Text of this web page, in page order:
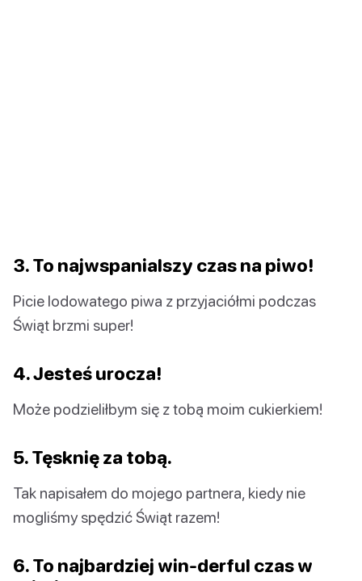
3. To najwspanialszy czas na piwo!
Picie lodowatego piwa z przyjaciółmi podczas
Świąt brzmi super!
4. Jesteś urocza!
Może podzieliłbym się z tobą moim cukierkiem!
5. Tęsknię za tobą.
Tak napisałem do mojego partnera, kiedy nie
mogliśmy spędzić Świąt razem!
6. To najbardziej win-derful czas w